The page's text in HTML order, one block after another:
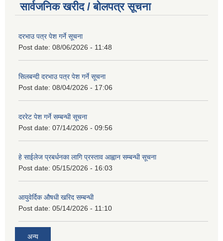
सार्वजनिक खरीद / बोलपत्र सूचना
दरभाउ पत्र पेश गर्ने सूचना
Post date: 08/06/2026 - 11:48
सिलबन्दी दरभाउ पत्र पेश गर्ने सूचना
Post date: 08/04/2026 - 17:06
दररेट पेश गर्ने सम्बन्धी सूचना
Post date: 07/14/2026 - 09:56
हे साईलेज प्रबर्धनका लागि प्रस्ताव आह्वान सम्बन्धी सूचना
Post date: 05/15/2026 - 16:03
आयुवेर्दिक औषधी खरिद सम्बन्धी
Post date: 05/14/2026 - 11:10
अन्य